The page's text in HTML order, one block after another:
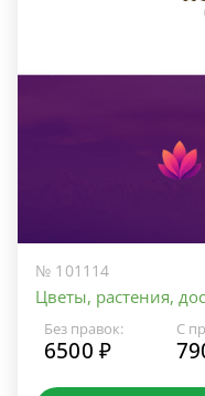
№ 101114
Цветы, растения,
Без правок:
6500 ₽
С